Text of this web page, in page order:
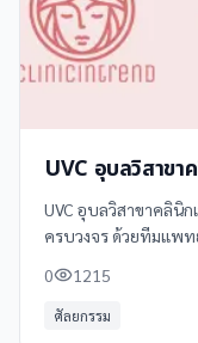
UVC อุบลวิสาขา
UVC อุบลวิสาขาคลินิ
ครบวงจร ด้วยทีมแพ
บริการของเราประกอบ
0 1215
ศัลยกรรม